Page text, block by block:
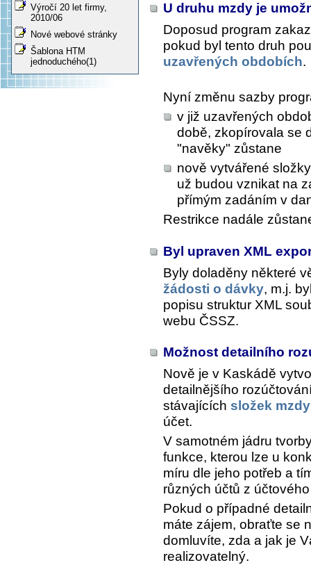
Výročí 20 let firmy,
2010/06
Nové webové stránky
Šablona HTM
jednoduchého(1)
U druhu mzdy je
Doposud program
pokud byl tento druh
uzavřených obdobích.
Nyní změnu sazby
v již uzavřených
době, zkopírovala se
"navěky" zůstane
nově vytvářené
už budou vznikat na
přímým zadáním v
Restrikce nadále
Byl upraven XML
Byly doladěny některé
žádosti o dávky, m.j.
popisu struktur XML
webu ČSSZ.
Možnost detailního
Nově je v Kaskádě
detailnějšího
stávajících složek mzdy
účet.
V samotném jádru
funkce, kterou lze u
míru dle jeho potřeb a
různých účtů z
Pokud o případné
máte zájem, obraťte se
domluvíte, zda a jak je
realizovatelný.